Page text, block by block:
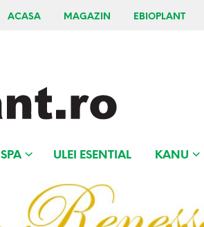
ACASA MAGAZIN EBIOPLANT
SPA ULEI ESENTIAL KANU